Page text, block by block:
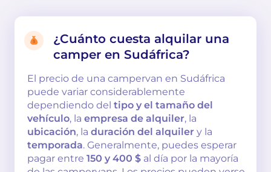
¿Cuánto cuesta alquilar una
camper en Sudáfrica?
El precio de una campervan en Sudáfrica
puede variar considerablemente
dependiendo del tipo y el tamaño del
vehículo, la empresa de alquiler, la
ubicación, la duración del alquiler y la
temporada. Generalmente, puedes esperar
pagar entre 150 y 400 $ al día por la mayoría